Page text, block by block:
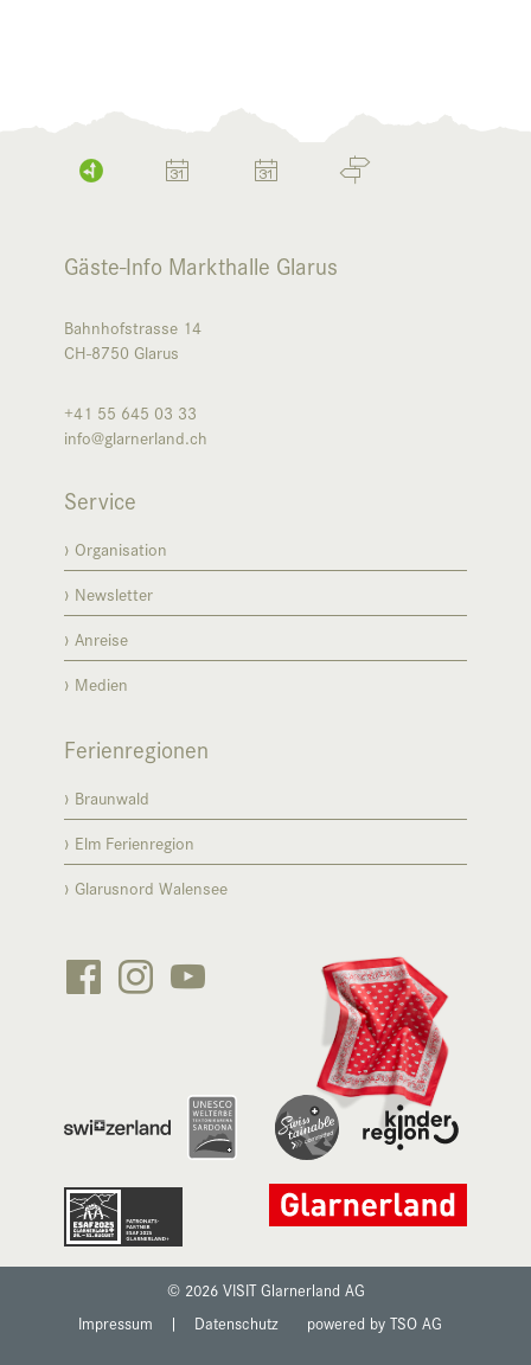
Gäste-Info Markthalle Glarus
Bahnhofstrasse 14
CH-8750 Glarus
+41 55 645 03 33
info@glarnerland.ch
Service
Organisation
Newsletter
Anreise
Medien
Ferienregionen
Braunwald
Elm Ferienregion
Glarusnord Walensee

 
© 2026 VISIT Glarnerland AG
Impressum
| Datenschutz powered by TSO AG